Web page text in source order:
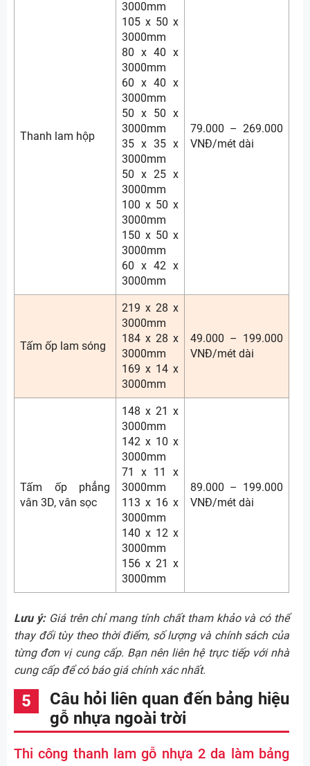
Thanh lam hộp
3000mm
105 x 50 x
3000mm
80 x 40 x
3000mm
60 x 40 x
3000mm
50 x 50 x
3000mm
35 x 35 x
3000mm
50 x 25 x
3000mm
100 x 50 x
3000mm
150 x 50 x
3000mm
60 x 42 x
3000mm
79.000 – 269.000
VNĐ/mét dài
Tấm ốp lam sóng
219 x 28 x
3000mm
184 x 28 x
3000mm
169 x 14 x
3000mm
49.000 – 199.000
VNĐ/mét dài
Tấm ốp phẳng
vân 3D, vân sọc
148 x 21 x
3000mm
142 x 10 x
3000mm
71 x 11 x
3000mm
113 x 16 x
3000mm
140 x 12 x
3000mm
156 x 21 x
3000mm
89.000 – 199.000
VNĐ/mét dài
Lưu ý:Giá trên chỉ mang tính chất tham khảo và có thể
thay đổi tùy theo thời điểm, số lượng và chính sách của
từng đơn vị cung cấp. Bạn nên liên hệ trực tiếp với nhà
cung cấp để có báo giá chính xác nhất.
Câu hỏi liên quan đến bảng hiệu
gỗ nhựa ngoài trời
Thi công thanh lam gỗ nhựa 2 da làm bảng